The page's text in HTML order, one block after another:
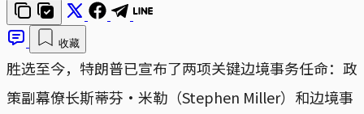
收藏
胜选至今，特朗普已宣布了两项关键边境事务任命：政
策副幕僚长斯蒂芬·米勒（Stephen Miller）和边境事